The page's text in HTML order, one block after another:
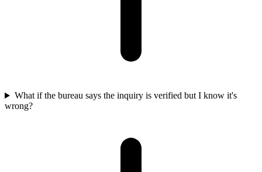
What if the bureau says the inquiry is verified but I know it's
wrong?